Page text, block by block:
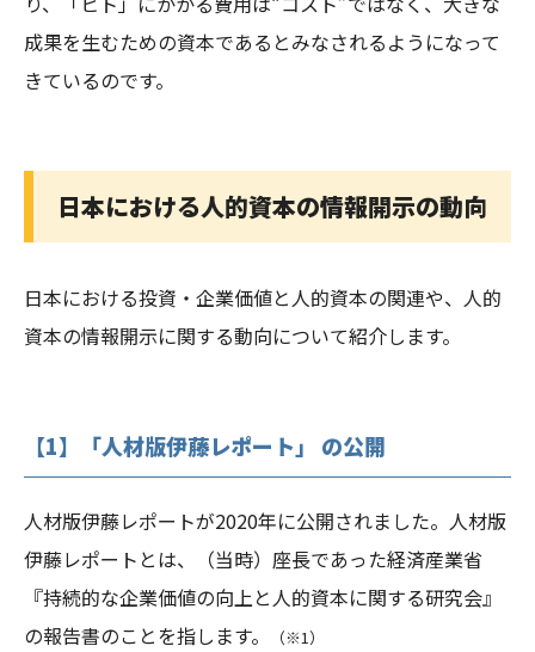
成果を生むための資本であるとみなされるようになって
きているのです。
日本における人的資本の情報開示の動向
日本における投資・企業価値と人的資本の関連や、人的
資本の情報開示に関する動向について紹介します。
【1】「人材版伊藤レポート」 の公開
人材版伊藤レポートが2020年に公開されました。人材版
伊藤レポートとは、（当時）座長であった経済産業省
『持続的な企業価値の向上と人的資本に関する研究会』
の報告書のことを指します。
（※1）